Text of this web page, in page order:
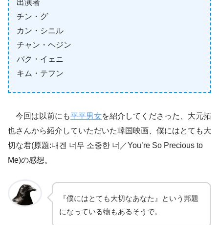
出演者
チン・グ
カン・シニル
チャン・ヘジン
パク・イェニ
キム・テフン
今回は以前にも平平男女を紹介してくださった、大元拓
也さんから紹介していただいた韓国映画、僕にはとても大
切な君(原題:내겐 너무 소중한 너／You’re So Precious to
Me)の感想。
『僕にはとても大切なあなた』という邦題
になっている物もあるそうで。